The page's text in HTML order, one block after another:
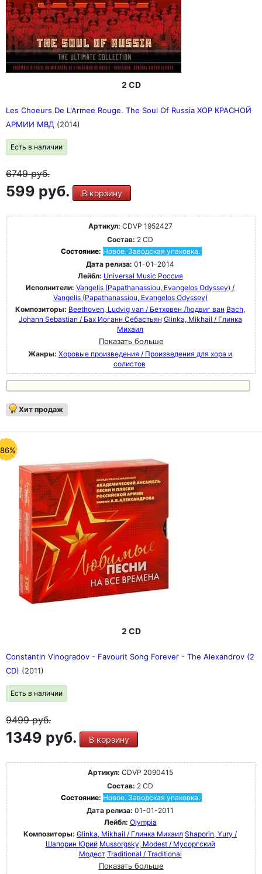
2 CD
Les Choeurs De L'Armee Rouge. The Soul Of Russia ХОР КРАСНОЙ
АРМИИ МВД (2014)
Есть в наличии
6749руб.
599 руб. В корзину
Артикул: CDVP 1952427
Состав: 2 CD
Состояние: Новое. Заводская упаковка.
Дата релиза: 01-01-2014
Лейбл: Universal Music Россия
Исполнители: Vangelis (Papathanassiou, Evangelos Odyssey) /
Vangelis (Papathanassiou, Evangelos Odyssey)
Композиторы: Beethoven, Ludvig van / Бетховен Людвиг ван Bach,
Johann Sebastian / Бах Иоганн Себастьян Glinka, Mikhail / Глинка
Михаил
Показать больше
Жанры: Хоровые произведения / Произведения для хора и
солистов
Хит продаж
2 CD
Constantin Vinogradov - Favourit Song Forever - The Alexandrov (2
CD) (2011)
Есть в наличии
9499руб.
1349 руб. В корзину
Артикул: CDVP 2090415
Состав: 2 CD
Состояние: Новое. Заводская упаковка.
Дата релиза: 01-01-2011
Лейбл: Olympia
Композиторы: Glinka, Mikhail / Глинка Михаил Shaporin, Yury /
Шапорин Юрий Mussorgsky, Modest / Мусоргский
Модест Traditional / Traditional
Показать больше